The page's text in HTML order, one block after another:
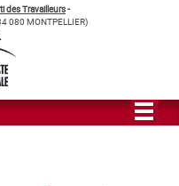
des Travailleurs-
080 MONTPELLIER)